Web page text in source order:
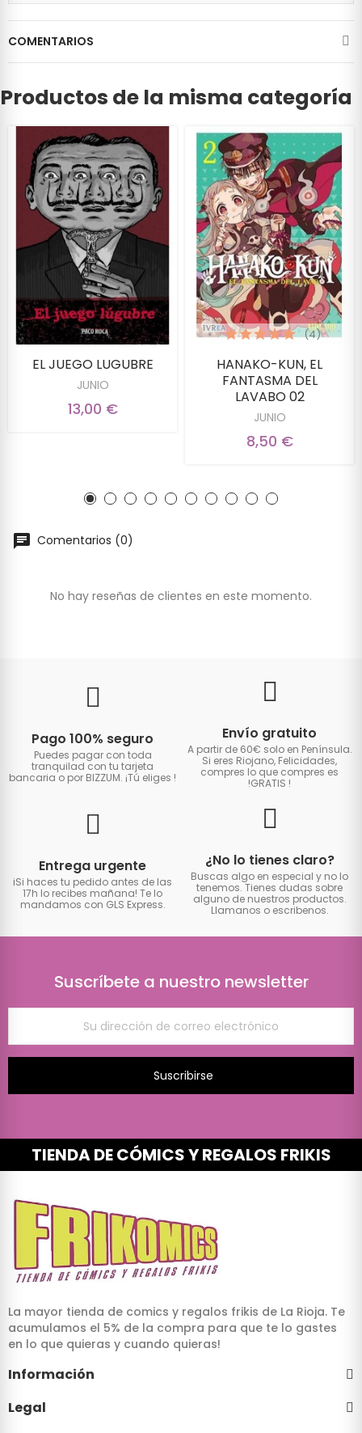
COMENTARIOS
Productos de la misma categoría
EL JUEGO LUGUBRE
JUNIO
13,00 €
HANAKO-KUN, EL
FANTASMA DEL
LAVABO 02
JUNIO
(4)
8,50 €
Comentarios (0)
No hay reseñas de clientes en este momento.
Pago 100% seguro
Puedes pagar con toda
tranquilad con tu tarjeta
bancaria o por BIZZUM. ¡Tú eliges !
Envío gratuito
A partir de 60€ solo en Península.
Si eres Riojano, Felicidades,
compres lo que compres es
!GRATIS !
Entrega urgente
iSi haces tu pedido antes de las
17h lo recibes mañana! Te lo
mandamos con GLS Express.
¿No lo tienes claro?
Buscas algo en especial y no lo
tenemos. Tienes dudas sobre
alguno de nuestros productos.
Llamanos o escribenos.
Suscríbete a nuestro newsletter
Suscribirse
TIENDA DE CÓMICS Y REGALOS FRIKIS
La mayor tienda de comics y regalos frikis de La Rioja. Te
acumulamos el 5% de la compra para que te lo gastes
en lo que quieras y cuando quieras!
Información
Legal